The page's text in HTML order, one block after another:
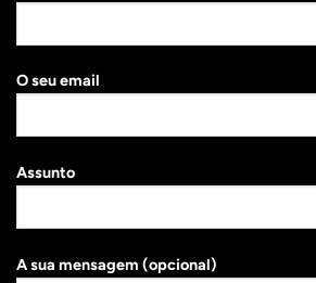
O seu email
Assunto
A sua mensagem (opcional)